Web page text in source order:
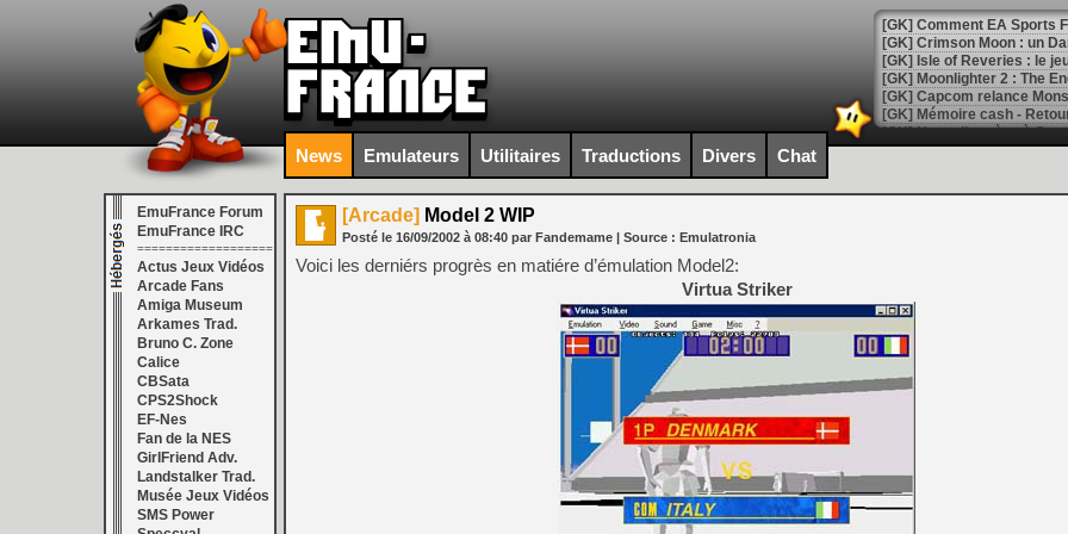
[GK] Comment EA Sports
[GK] Crimson Moon : un
[GK] Isle of Reveries : le
[GK] Moonlighter 2 : The
[GK] Capcom relance
[Mo5] Deux inédits du
[GK] Le beat'em up The
[GK] Endless Legend 2 :
[LS] [PS5] Le WebKit
[GK] Oubliez Crazy Taxi,
[LS] [Switch] NSZ 5.0.0
[GK] No More Room in
[GK] Un chatbot Atelier
[GK] Mémoire cash -
News Emulateurs Utilitaires Traductions Divers Chat
EmuFrance Forum
EmuFrance IRC
===================
Actus Jeux Vidéos
Arcade Fans
Amiga Museum
Arkames Trad.
Bruno C. Zone
Calice
CBSata
CPS2Shock
EF-Nes
Fan de la NES
GirlFriend Adv.
Landstalker Trad.
Musée Jeux Vidéos
SMS Power
[Arcade] Model 2 WIP
Posté le 16/09/2002 à 08:40 par Fandemame | Source : Emulatronia
Voici les derniérs progrès en matiére d’émulation Model2:
Virtua Striker